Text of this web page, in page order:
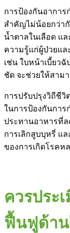
การป้องกันอาการ
สำคัญไม่น้อยกว่า
น้ำตาลในเลือด แ
ความรู้แก่ผู้ป่วยแล
เช่น ใบหน้าเบี้ยว
ชัด จะช่วยให้สาม
การปรับปรุงวิถีชีวิ
ในการป้องกันการ
ประทานอาหารที่ล
การเลิกสูบบุหรี่ แ
ของการเกิดโรคห
ควรประ
ฟื้นฟูด้าน